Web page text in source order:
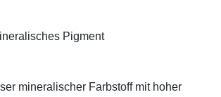
Pigment
mineralischer Farbstoff mit hoher